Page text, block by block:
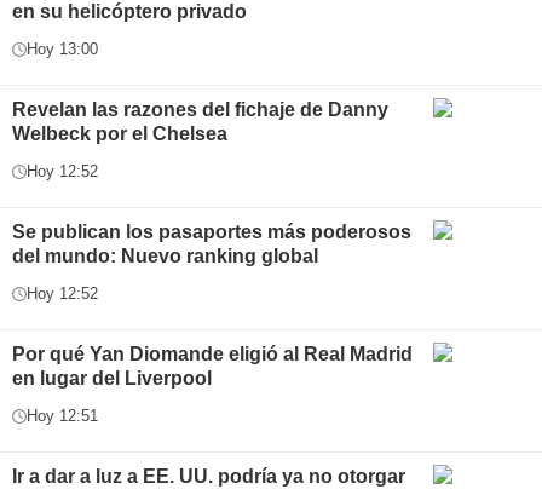
en su helicóptero privado
Hoy 13:00
Revelan las razones del fichaje de Danny
Welbeck por el Chelsea
Hoy 12:52
Se publican los pasaportes más poderosos
del mundo: Nuevo ranking global
Hoy 12:52
Por qué Yan Diomande eligió al Real Madrid
en lugar del Liverpool
Hoy 12:51
Ir a dar a luz a EE. UU. podría ya no otorgar